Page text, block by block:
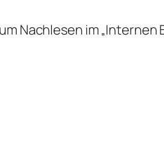
Nachlesen im „Internen